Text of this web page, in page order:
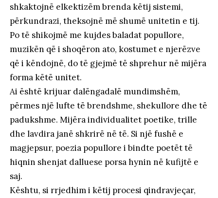
shkaktojnë elkektizëm brenda këtij sistemi,
përkundrazi, theksojnë më shumë unitetin e tij.
Po të shikojmë me kujdes baladat popullore,
muzikën që i shoqëron ato, kostumet e njerëzve
që i këndojnë, do të gjejmë të shprehur në mijëra
forma këtë unitet.
Ai është krijuar dalëngadalë mundimshëm,
përmes një lufte të brendshme, shekullore dhe të
padukshme. Mijëra individualitet poetike, trille
dhe lavdira janë shkrirë në të. Si një fushë e
magjepsur, poezia popullore i bindte poetët të
hiqnin shenjat dalluese porsa hynin në kufijtë e
saj.
Kështu, si rrjedhim i këtij procesi qindravjeçar,